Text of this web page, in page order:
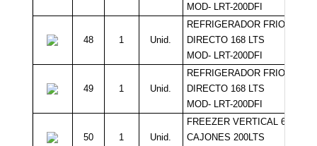
MOD- LRT-200DFI
48 1 Unid.
REFRIGERADOR FRIO
DIRECTO 168 LTS
MOD- LRT-200DFI
49 1 Unid.
REFRIGERADOR FRIO
DIRECTO 168 LTS
MOD- LRT-200DFI
50 1 Unid.
FREEZER VERTICAL 6
CAJONES 200LTS